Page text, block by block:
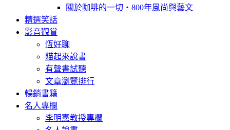
關於咖啡的一切‧800年風尚與藝文
精選笑話
影音觀賞
恆好聊
貓起來說書
有聲書試聽
文章瀏覽排行
暢銷書籍
名人專欄
李明憲教授專欄